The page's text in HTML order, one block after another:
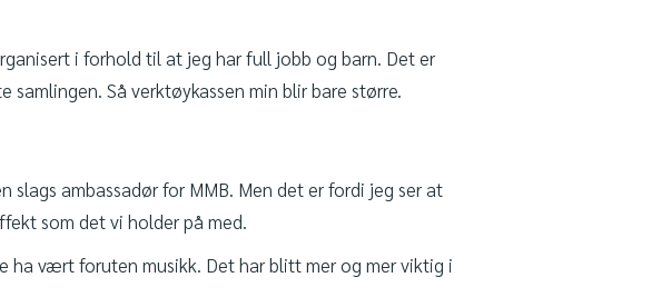
i forhold til at jeg har full jobb og barn. Det er
Så verktøykassen min blir bare større.
ambassadør for MMB. Men det er fordi jeg ser at
som det vi holder på med.
ha vært foruten musikk. Det har blitt mer og mer viktig i